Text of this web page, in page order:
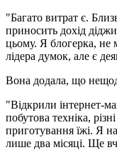
"Багато витрат є.
приносить дохід
цьому. Я блогерка, не
лідера думок, але є
Вона додала, що
"Відкрили інтернет-
побутова техніка,
приготування їжі. Я
лише два місяці. Ще